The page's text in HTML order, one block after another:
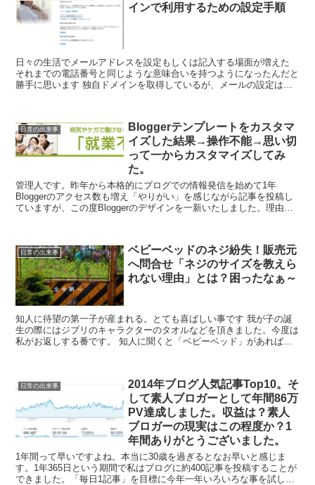
インで利用するための設定手順
日々の生活でメールアドレスを設定もしくは記入する場面が増えた
それまでの電話番号と同じような意味合いを持つようになったんだと
勝手に思います 独自ドメインを取得しているが、メールの設定はし
日常の出来事
Bloggerテンプレートをカスタマ
イズした結果→操作不能→思い切
って一からカスタマイズしてみ
た。
管理人です。昨年から本格的にブログでの情報発信を始めて1年
Bloggerのアクセス数も増え「やりがい」を感じながら記事を投稿し
ていますが、この度Bloggerのデザインを一新いたしました。理由と
日常の出来事
ベビーベッドのネジ紛失！販売元
へ問合せ「ネジのサイズを教えら
れない理由」とは？困ったなぁ～
知人に待望の第一子が産まれる。とても喜ばしい事です 我が子の誕
生の際にはジブリのキャラクターのタオルなどを頂きました。今度は
私がお返しする番です。 知人に聞くと「ベビーベッド」があれば助
日常の出来事
2014年ブログ人気記事Top10。そ
して素人ブロガーとして年間86万
PV達成しました。収益は？素人
ブロガーの現実はこの程度か？1
年間ありがとうございました。
1年間って早いですよね。本当に30歳を過ぎるとなお早いと感じま
す。1年365日という期間で私はブログに約400記事を投稿することが
できました。「毎日1記事」を目標に今年一年いろいろな事を試しな